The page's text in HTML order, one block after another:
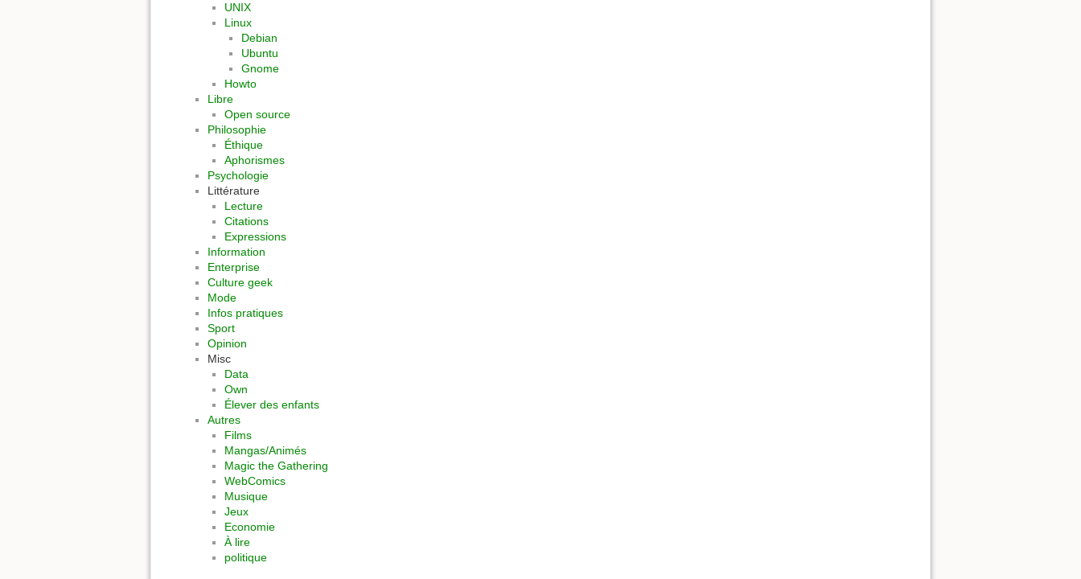
UNIX
Linux
Debian
Ubuntu
Gnome
Howto
Libre
Open source
Philosophie
Éthique
Aphorismes
Psychologie
Littérature
Lecture
Citations
Expressions
Information
Enterprise
Culture geek
Mode
Infos pratiques
Sport
Opinion
Misc
Data
Own
Élever des enfants
Autres
Films
Mangas/Animés
Magic the Gathering
WebComics
Musique
Jeux
Economie
À lire
politique